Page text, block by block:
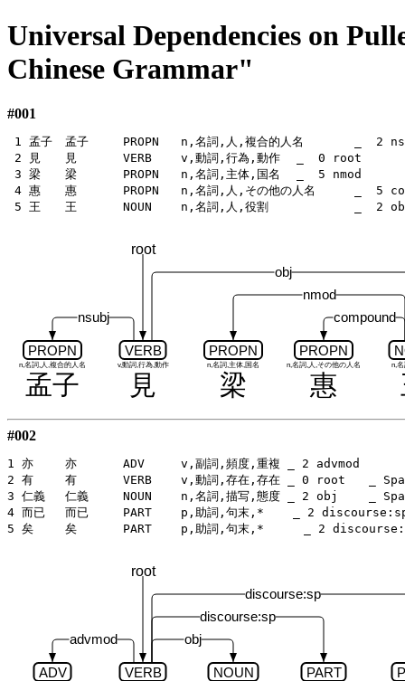
Universal Dependencies on
Chinese Grammar"
#001
1 孟子	孟子	PROPN	n,名詞,人,複合的人名	_  2 nsubj	_ SpaceAfter=No
2 見	見	VERB	v,動詞,行為,動作	_  0 root	_ SpaceAfter=No
3 梁	梁	PROPN	n,名詞,主体,国名	_  5 nmod	_ SpaceAfter=No
4 惠	惠	PROPN	n,名詞,人,その他の人名	_  5 compound	_ SpaceAfter=No
孟子
PROPN
n,名詞,人,複合的人名
見
VERB
v,動詞,行為,動作
梁
PROPN
n,名詞,主体,国名
惠
PROPN
n,名詞,人,その他の人名 n,
nsubj
root
nmod
compound
obj
#002
1 亦	亦	ADV	v,副詞,頻度,重複 _ 2 advmod	  _ Space=After=No
2 有	有	VERB	v,動詞,存在,存在 _ 0 root	  _ Space=After=No
3 仁義	仁義	NOUN	n,名詞,描写,態度 _ 2 obj	  _ Space=After=No
4 而已	而已	PART	p,助詞,句末,*    _ 2 discourse:sp _ Space=After=No
ADV VERB NOUN PART
advmod
root
obj
discourse:sp
discourse:sp